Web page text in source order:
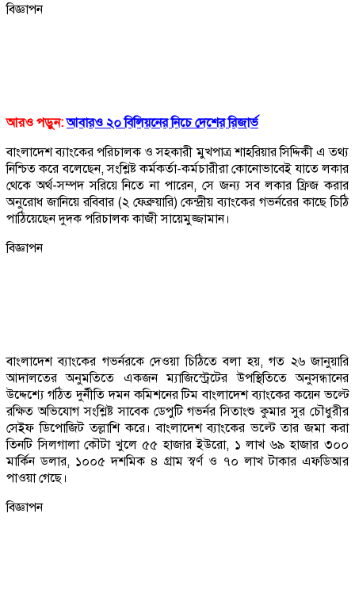
বিজ্ঞাপন
আরও পড়ুন:আবারও ২০ বিলিয়নের নিচে দেশের রিজার্ভ
বাংলাদেশ ব্যাংকের পরিচালক ও সহকারী মুখপাত্র শাহরিয়ার সিদ্দিকী এ তথ্য
নিশ্চিত করে বলেছেন, সংশ্লিষ্ট কর্মকর্তা-কর্মচারীরা কোনোভাবেই যাতে লকার
থেকে অর্থ-সম্পদ সরিয়ে নিতে না পারেন, সে জন্য সব লকার ফ্রিজ করার
অনুরোধ জানিয়ে রবিবার (২ ফেব্রুয়ারি) কেন্দ্রীয় ব্যাংকের গভর্নরের কাছে চিঠি
পাঠিয়েছেন দুদক পরিচালক কাজী সায়েমুজ্জামান।
বিজ্ঞাপন
বাংলাদেশ ব্যাংকের গভর্নরকে দেওয়া চিঠিতে বলা হয়, গত ২৬ জানুয়ারি
আদালতের অনুমতিতে একজন ম্যাজিস্ট্রেটের উপস্থিতিতে অনুসন্ধানের
উদ্দেশ্যে গঠিত দুর্নীতি দমন কমিশনের টিম বাংলাদেশ ব্যাংকের কয়েন ভল্টে
রক্ষিত অভিযোগ সংশ্লিষ্ট সাবেক ডেপুটি গভর্নর সিতাংশু কুমার সুর চৌধুরীর
সেইফ ডিপোজিট তল্লাশি করে। বাংলাদেশ ব্যাংকের ভল্টে তার জমা করা
তিনটি সিলগালা কৌটা খুলে ৫৫ হাজার ইউরো, ১ লাখ ৬৯ হাজার ৩০০
মার্কিন ডলার, ১০০৫ দশমিক ৪ গ্রাম স্বর্ণ ও ৭০ লাখ টাকার এফডিআর
পাওয়া গেছে।
বিজ্ঞাপন